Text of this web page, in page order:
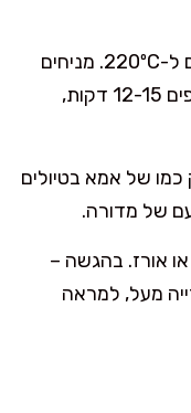
אופציה: ניתן לאפות בתנור שחומם ל-220ºC. מניחים
את הקבבים בתבנית משומנת ואופים 12-15 דקות,
של אמא בטיולים
של מדורה.
אורז. בהגשה –
מעל, למראה